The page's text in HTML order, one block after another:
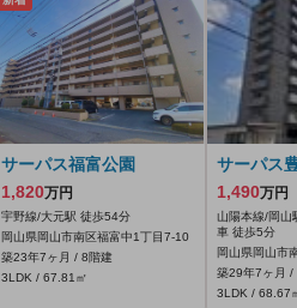
サーパス福富公園
1,820万円
宇野線/大元駅 徒歩54分
岡山県岡山市南区福富中1丁目7-10
築23年7ヶ月 / 8階建
3LDK / 67.81㎡
サーパス
1,490万円
山陽本線/岡山
車 徒歩5分
岡山県岡山市
築29年7ヶ月 /
3LDK / 68.67